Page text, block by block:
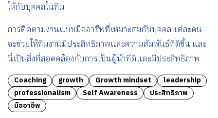
ให้กับบุคคลในทีม
การติดตามงานแบบมืออาชีพที่เหมาะสมกับบุคคลแต่ละคน
จะช่วยให้ทีมงานมีประสิทธิภาพและความสัมพันธ์ที่ดีขึ้น และ
นี่เป็นสิ่งที่สอดคล้องกับการเป็นผู้นำที่ดีและมีประสิทธิภาพ
Coaching growth Growth mindset
leadership
professionalism
Self Awareness
ประสิทธิภาพ
มืออาชีพ